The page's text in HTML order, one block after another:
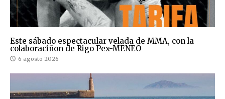
Este sábado espectacular velada de MMA, con la
colaboraciñon de Rigo Pex-MENEO
6 agosto 2026